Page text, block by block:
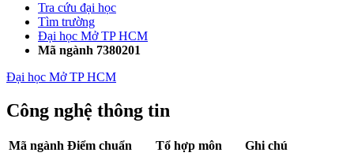
Tra cứu đại học
Tìm trường
Đại học Mở TP HCM
Mã ngành 7380201
Đại học Mở TP HCM
Công nghệ thông tin
Mã ngành Điểm chuẩn Tổ hợp môn
Ghi chú